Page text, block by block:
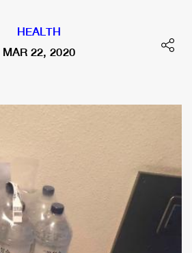
HEALTH
MAR 22, 2020